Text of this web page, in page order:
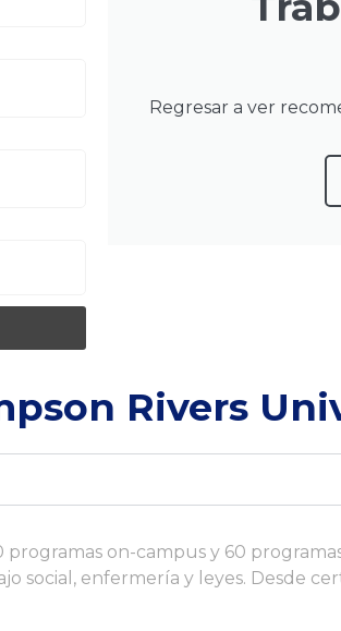
Regresar a ver
Rivers
on-campus y 60
enfermería y leyes. Desde